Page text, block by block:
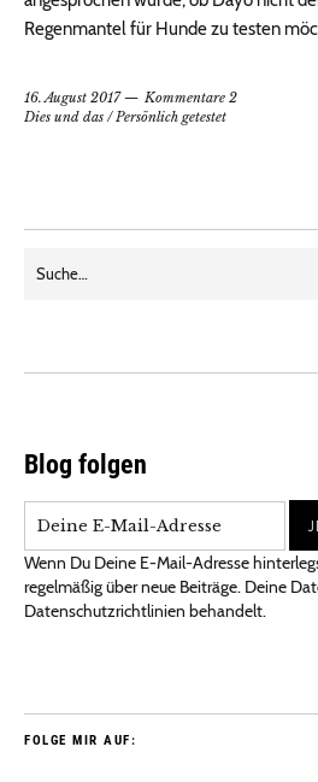
Regenmantel für Hunde zu testen
16. August 2017
Kommentare 2
Dies und das /Persönlich getestet
Blog folgen
Wenn Du Deine E-Mail-Adresse
regelmäßig über neue Beiträge. Deine
Datenschutzrichtlinien behandelt.
FOLGE MIR AUF: